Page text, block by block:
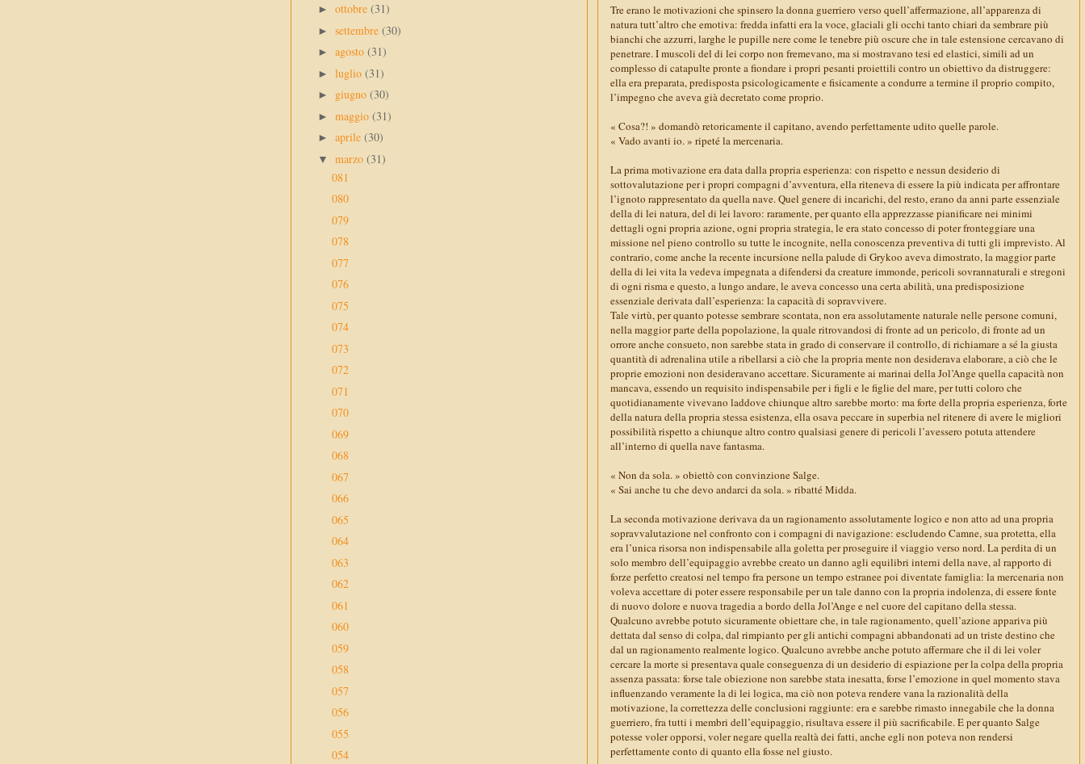
Tre erano le motivazioni che spinsero la donna guerriero verso quell’affermazione, all’apparenza di
natura tutt’altro che emotiva: fredda infatti era la voce, glaciali gli occhi tanto chiari da sembrare più
bianchi che azzurri, larghe le pupille nere come le tenebre più oscure che in tale estensione cercavano di
penetrare. I muscoli del di lei corpo non fremevano, ma si mostravano tesi ed elastici, simili ad un
complesso di catapulte pronte a fiondare i propri pesanti proiettili contro un obiettivo da distruggere:
ella era preparata, predisposta psicologicamente e fisicamente a condurre a termine il proprio compito,
l’impegno che aveva già decretato come proprio.
« Cosa?! » domandò retoricamente il capitano, avendo perfettamente udito quelle parole.
« Vado avanti io. » ripeté la mercenaria.
La prima motivazione era data dalla propria esperienza: con rispetto e nessun desiderio di
sottovalutazione per i propri compagni d’avventura, ella riteneva di essere la più indicata per affrontare
l’ignoto rappresentato da quella nave. Quel genere di incarichi, del resto, erano da anni parte essenziale
della di lei natura, del di lei lavoro: raramente, per quanto ella apprezzasse pianificare nei minimi
dettagli ogni propria azione, ogni propria strategia, le era stato concesso di poter fronteggiare una
missione nel pieno controllo su tutte le incognite, nella conoscenza preventiva di tutti gli imprevisto. Al
contrario, come anche la recente incursione nella palude di Grykoo aveva dimostrato, la maggior parte
della di lei vita la vedeva impegnata a difendersi da creature immonde, pericoli sovrannaturali e stregoni
di ogni risma e questo, a lungo andare, le aveva concesso una certa abilità, una predisposizione
essenziale derivata dall’esperienza: la capacità di sopravvivere.
Tale virtù, per quanto potesse sembrare scontata, non era assolutamente naturale nelle persone comuni,
nella maggior parte della popolazione, la quale ritrovandosi di fronte ad un pericolo, di fronte ad un
orrore anche consueto, non sarebbe stata in grado di conservare il controllo, di richiamare a sé la giusta
quantità di adrenalina utile a ribellarsi a ciò che la propria mente non desiderava elaborare, a ciò che le
proprie emozioni non desideravano accettare. Sicuramente ai marinai della Jol’Ange quella capacità non
mancava, essendo un requisito indispensabile per i figli e le figlie del mare, per tutti coloro che
quotidianamente vivevano laddove chiunque altro sarebbe morto: ma forte della propria esperienza, forte
della natura della propria stessa esistenza, ella osava peccare in superbia nel ritenere di avere le migliori
possibilità rispetto a chiunque altro contro qualsiasi genere di pericoli l’avessero potuta attendere
all’interno di quella nave fantasma.
« Non da sola. » obiettò con convinzione Salge.
« Sai anche tu che devo andarci da sola. » ribatté Midda.
La seconda motivazione derivava da un ragionamento assolutamente logico e non atto ad una propria
sopravvalutazione nel confronto con i compagni di navigazione: escludendo Camne, sua protetta, ella
era l’unica risorsa non indispensabile alla goletta per proseguire il viaggio verso nord. La perdita di un
solo membro dell’equipaggio avrebbe creato un danno agli equilibri interni della nave, al rapporto di
forze perfetto creatosi nel tempo fra persone un tempo estranee poi diventate famiglia: la mercenaria non
voleva accettare di poter essere responsabile per un tale danno con la propria indolenza, di essere fonte
di nuovo dolore e nuova tragedia a bordo della Jol’Ange e nel cuore del capitano della stessa.
Qualcuno avrebbe potuto sicuramente obiettare che, in tale ragionamento, quell’azione appariva più
dettata dal senso di colpa, dal rimpianto per gli antichi compagni abbandonati ad un triste destino che
dal un ragionamento realmente logico. Qualcuno avrebbe anche potuto affermare che il di lei voler
cercare la morte si presentava quale conseguenza di un desiderio di espiazione per la colpa della propria
assenza passata: forse tale obiezione non sarebbe stata inesatta, forse l’emozione in quel momento stava
influenzando veramente la di lei logica, ma ciò non poteva rendere vana la razionalità della
motivazione, la correttezza delle conclusioni raggiunte: era e sarebbe rimasto innegabile che la donna
guerriero, fra tutti i membri dell’equipaggio, risultava essere il più sacrificabile. E per quanto Salge
potesse voler opporsi, voler negare quella realtà dei fatti, anche egli non poteva non rendersi
perfettamente conto di quanto ella fosse nel giusto.
► ottobre (31)
► settembre (30)
► agosto (31)
► luglio (31)
► giugno (30)
► maggio (31)
► aprile (30)
▼ marzo (31)
081
080
079
078
077
076
075
074
073
072
071
070
069
068
067
066
065
064
063
062
061
060
059
058
057
056
055
054